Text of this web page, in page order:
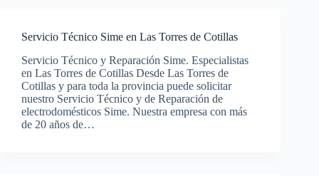
Servicio Técnico Sime en Las Torres de Cotillas
Servicio Técnico y Reparación Sime. Especialistas
en Las Torres de Cotillas Desde Las Torres de
Cotillas y para toda la provincia puede solicitar
nuestro Servicio Técnico y de Reparación de
electrodomésticos Sime. Nuestra empresa con más
de 20 años de…